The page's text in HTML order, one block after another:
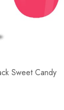
Sweet Candy